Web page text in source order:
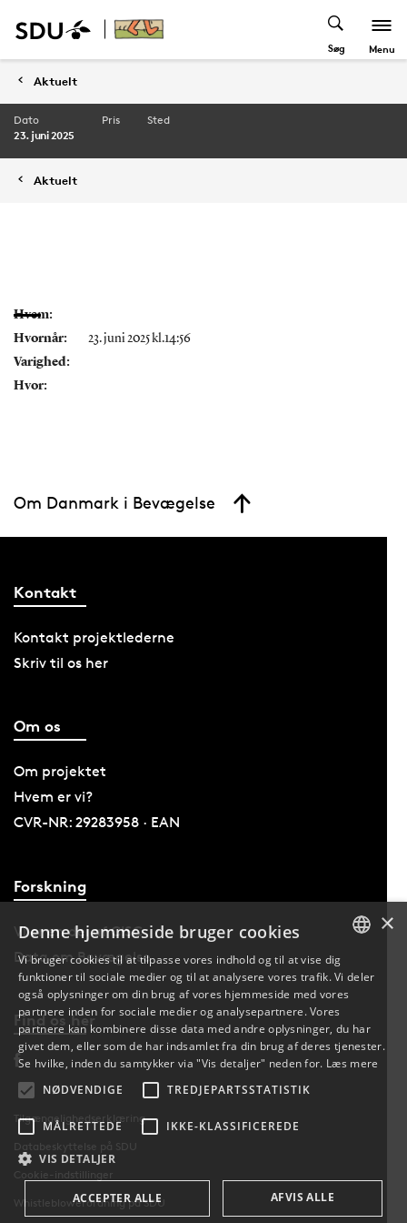
Søg Menu
Aktuelt
Dato
23. juni 2025
Pris Sted
Aktuelt
Hvem:
Hvornår:
23. juni 2025 kl.14:56
Varighed:
Hvor:
Om Danmark i Bevægelse
Kontakt
Kontakt projektlederne
Skriv til os her
Om os
Om projektet
Hvem er vi?
CVR-NR: 29283958 · EAN
Forskning
Vi er en del af CISC
Data om Bevægelse
Find os her
Tilgængelighedserklæring
Databeskyttelse på SDU
Cookie-indstillinger
Whistleblowerordning på SDU
DANISH
DANISH
×
Denne hjemmeside bruger cookies
Vi bruger cookies til at tilpasse vores indhold og til at vise dig
funktioner til sociale medier og til at analysere vores trafik. Vi deler
også oplysninger om din brug af vores hjemmeside med vores
partnere inden for sociale medier og analysepartnere. Vores
partnere kan kombinere disse data med andre oplysninger, du har
givet dem, eller som de har indsamlet fra din brug af deres tjenester.
Se hvilke, inden du samtykker via "Vis detaljer" neden for. Læs mere
NØDVENDIGE
TREDJEPARTSSTATISTIK
MÅLRETTEDE IKKE-KLASSIFICEREDE
VIS DETALJER
ACCEPTER ALLE AFVIS ALLE